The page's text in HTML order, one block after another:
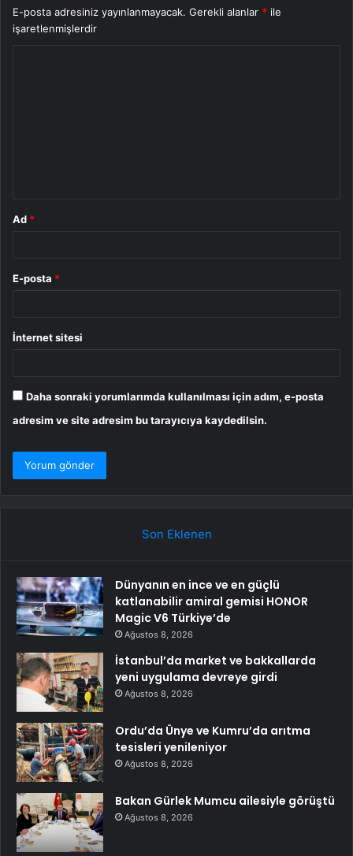
E-posta adresiniz yayınlanmayacak. Gerekli alanlar * ile
işaretlenmişlerdir
Ad *
E-posta *
İnternet sitesi
Daha sonraki yorumlarımda kullanılması için adım, e-posta
adresim ve site adresim bu tarayıcıya kaydedilsin.
Son Eklenen
Dünyanın en ince ve en güçlü
katlanabilir amiral gemisi HONOR
Magic V6 Türkiye’de
Ağustos 8, 2026
İstanbul’da market ve bakkallarda
yeni uygulama devreye girdi
Ağustos 8, 2026
Ordu’da Ünye ve Kumru’da arıtma
tesisleri yenileniyor
Ağustos 8, 2026
Bakan Gürlek Mumcu ailesiyle görüştü
Ağustos 8, 2026